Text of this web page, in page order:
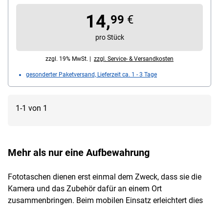
abwischbarer Boden / Gürtelschlaufe
Material: Recyling-Polyester
Innenmaße: 6,5 / 3 / 11 cm
14,99 €
pro Stück
zzgl. 19% MwSt. | zzgl. Service- & Versandkosten
gesonderter Paketversand, Lieferzeit ca. 1 - 3 Tage
1-1 von 1
Mehr als nur eine Aufbewahrung
Fototaschen dienen erst einmal dem Zweck, dass sie die
Kamera und das Zubehör dafür an einem Ort
zusammenbringen. Beim mobilen Einsatz erleichtert dies